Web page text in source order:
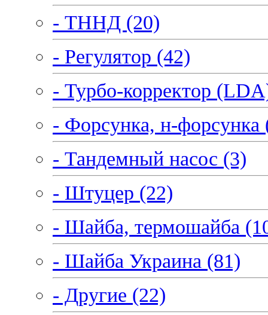
- ТННД (20)
- Регулятор (42)
- Турбо-корректор
- Форсунка, н-форсунка
- Тандемный насос (3)
- Штуцер (22)
- Шайба, термошайба
- Шайба Украина (81)
- Другие (22)